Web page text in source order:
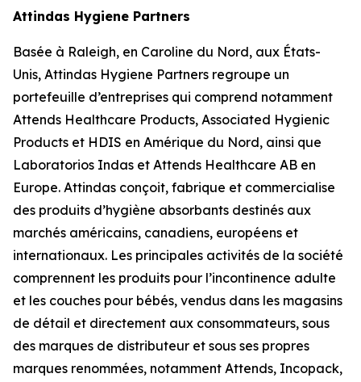
Attindas Hygiene Partners
Basée à Raleigh, en Caroline du Nord, aux États-
Unis, Attindas Hygiene Partners regroupe un
portefeuille d’entreprises qui comprend notamment
Attends Healthcare Products, Associated Hygienic
Products et HDIS en Amérique du Nord, ainsi que
Laboratorios Indas et Attends Healthcare AB en
Europe. Attindas conçoit, fabrique et commercialise
des produits d’hygiène absorbants destinés aux
marchés américains, canadiens, européens et
internationaux. Les principales activités de la société
comprennent les produits pour l’incontinence adulte
et les couches pour bébés, vendus dans les magasins
de détail et directement aux consommateurs, sous
des marques de distributeur et sous ses propres
marques renommées, notamment Attends, Incopack,